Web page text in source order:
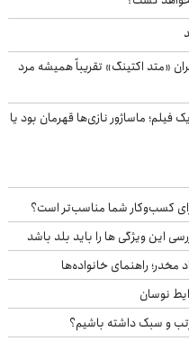
«متد اکتینگ» تقریباً همیشه مرد
ماساژور نازی‌ها قهرمان بود یا
کسب‌وکار شما مناسب‌تر است؟
این ویژگی ها را باید بلد باشد
نوسان
و سبک داشته باشیم؟